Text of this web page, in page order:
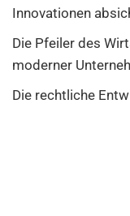
Innovationen
Die Pfeiler des
moderner
Die rechtliche